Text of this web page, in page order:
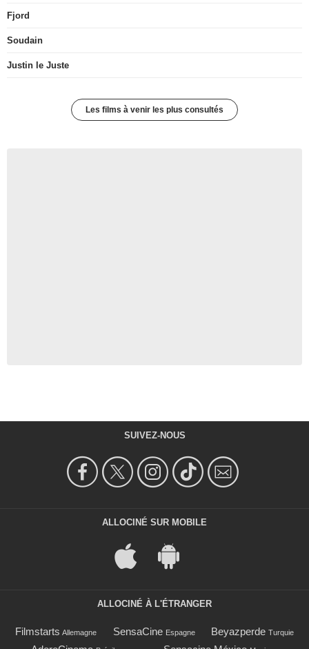
Fjord
Soudain
Justin le Juste
Les films à venir les plus consultés
SUIVEZ-NOUS
ALLOCINÉ SUR MOBILE
ALLOCINÉ À L'ÉTRANGER
Filmstarts Allemagne SensaCine Espagne Beyazperde Turquie